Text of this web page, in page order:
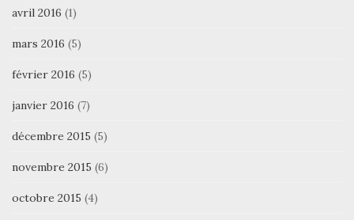
avril 2016 (1)
mars 2016 (5)
février 2016 (5)
janvier 2016 (7)
décembre 2015 (5)
novembre 2015 (6)
octobre 2015 (4)